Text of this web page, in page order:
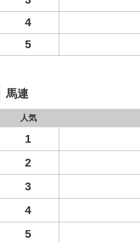
4
5
馬連
人気
1
2
3
4
5